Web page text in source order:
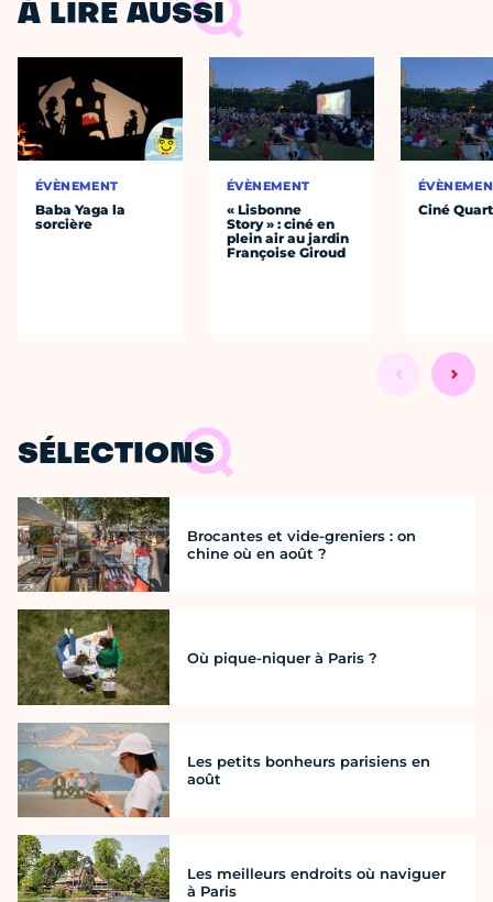
À LIRE AUSSI
ÉVÈNEMENT
Baba Yaga la
sorcière
ÉVÈNEMENT
« Lisbonne
Story » : ciné en
plein air au jardin
Françoise Giroud
Ciné
SÉLECTIONS
Brocantes et vide-greniers : on
chine où en août ?
Où pique-niquer à Paris ?
Les petits bonheurs parisiens en
août
Les meilleurs endroits où naviguer
à Paris